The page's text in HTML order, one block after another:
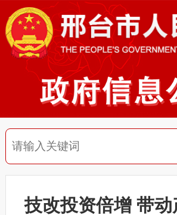
技改投资倍增 带